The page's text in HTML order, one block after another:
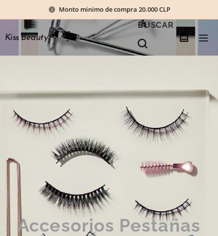
Monto minimo de compra 20.000 CLP
Kiss Bèauty®
BUSCAR
Accesorios Pestañas